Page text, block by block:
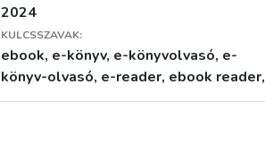
2024
KULCSSZAVAK:
ebook, e-könyv, e-könyvolvasó, e-
könyv-olvasó, e-reader, ebook reader,